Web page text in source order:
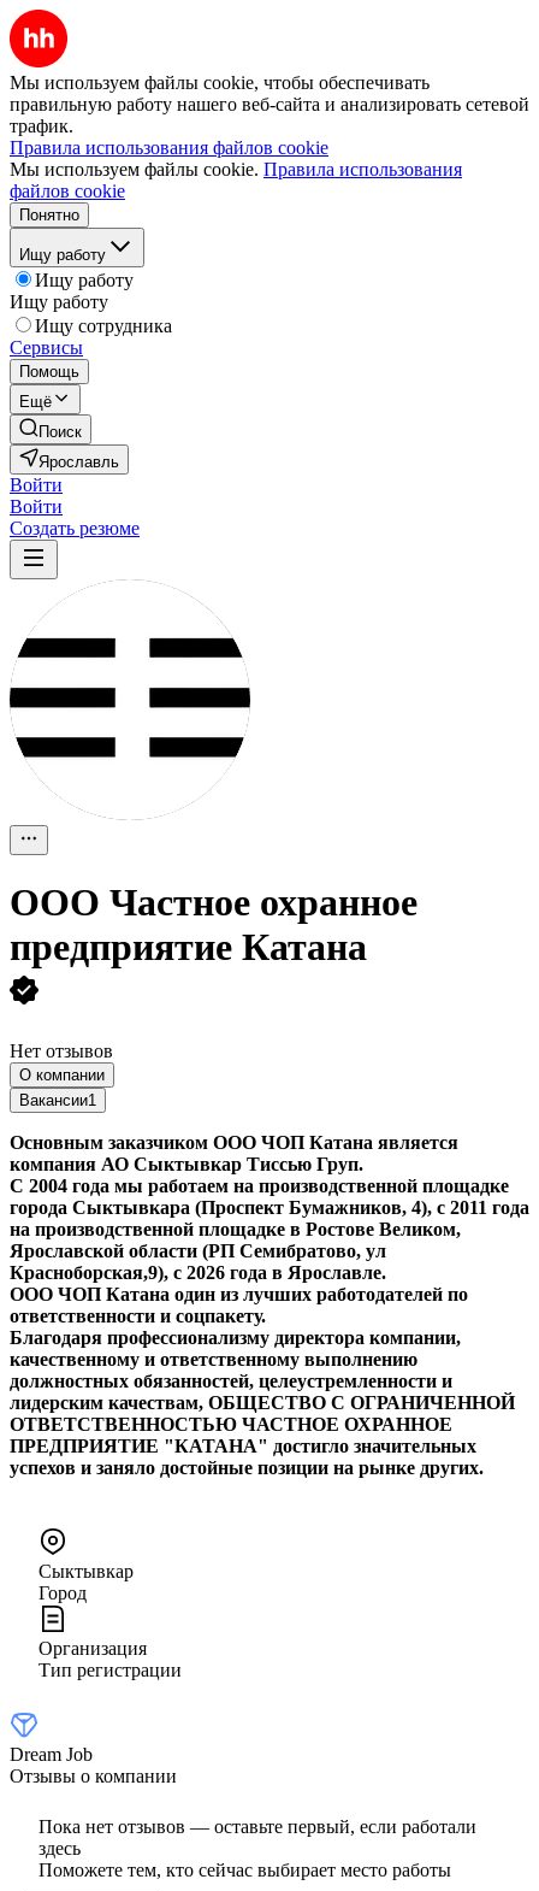
Мы используем файлы cookie, чтобы обеспечивать
правильную работу нашего веб-сайта и анализировать сетевой
трафик.
Правила использования файлов cookie
Мы используем файлы cookie. Правила использования
файлов cookie
Понятно
Ищу работу
Ищу работу
Ищу работу
Ищу сотрудника
Сервисы
Помощь
Ещё
Поиск
Ярославль
Войти
Войти
Создать резюме
ООО Частное охранное
предприятие Катана
Нет отзывов
О компании
Вакансии1
Основным заказчиком ООО ЧОП Катана является
компания АО Сыктывкар Тиссью Груп.
С 2004 года мы работаем на производственной площадке
города Сыктывкара (Проспект Бумажников, 4), с 2011 года
на производственной площадке в Ростове Великом,
Ярославской области (РП Семибратово, ул
Красноборская,9), с 2026 года в Ярославле.
ООО ЧОП Катана один из лучших работодателей по
ответственности и соцпакету.
Благодаря профессионализму директора компании,
качественному и ответственному выполнению
должностных обязанностей, целеустремленности и
лидерским качествам, ОБЩЕСТВО С ОГРАНИЧЕННОЙ
ОТВЕТСТВЕННОСТЬЮ ЧАСТНОЕ ОХРАННОЕ
ПРЕДПРИЯТИЕ "КАТАНА" достигло значительных
успехов и заняло достойные позиции на рынке других.
Сыктывкар
Город
Организация
Тип регистрации
Dream Job
Отзывы о компании
Пока нет отзывов — оставьте первый, если работали
здесь
Поможете тем, кто сейчас выбирает место работы